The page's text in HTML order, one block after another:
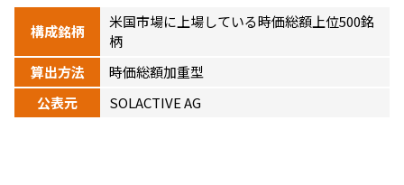
ちょこっと3分！ファンドシアター
有価証券届出書の効力の発生の有無について
こだわりのインデックスファンド 購入・換金手数料なしシ
リーズ
NAMシティ
お問い合わせ
特別対談
サステナビリティ経営基本方針
サステナビリティ推進体制
プレスリリース
受賞歴
方針・その他開示情報
採用情報 English
検索したいキーワードを入力してください。
構成銘柄
⽶国市場に上場している時価総額上位500銘
柄
算出方法
時価総額加重型
公表元
SOLACTIVE AG